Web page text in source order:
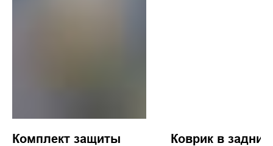
Комплект защиты
Коврик в задний